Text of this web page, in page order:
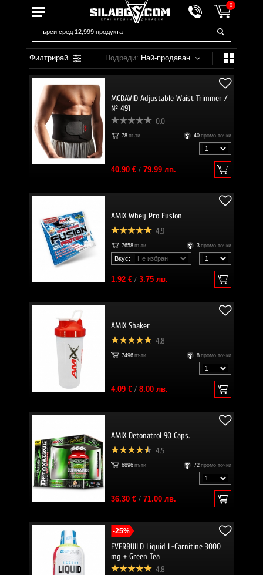
0
Филтрирай Подреди: Най-продаван
MCDAVID Adjustable Waist Trimmer /
№ 491
0.0
78 пъти 40 промо точки
40.90 €/ 79.99 лв.
AMIX Whey Pro Fusion
4.9
7658 пъти 3 промо точки
Вкус:
1.92 €/ 3.75 лв.
AMIX Shaker
4.8
7496 пъти 8 промо точки
4.09 €/ 8.00 лв.
AMIX Detonatrol 90 Caps.
4.5
6896 пъти 72 промо точки
36.30 €/ 71.00 лв.
-25%
EVERBUILD Liquid L-Carnitine 3000
mg + Green Tea
4.8